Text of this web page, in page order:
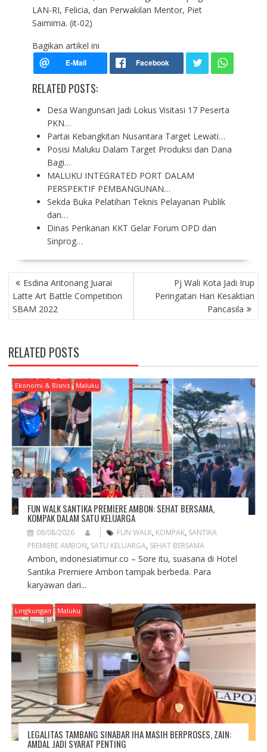
LAN-RI, Felicia, dan Perwakilan Mentor, Piet
Saimima. (it-02)
Bagikan artikel ini
RELATED POSTS:
Desa Wangunsari Jadi Lokus Visitasi 17 Peserta
PKN…
Partai Kebangkitan Nusantara Target Lewati…
Posisi Maluku Dalam Target Produksi dan Dana
Bagi…
MALUKU INTEGRATED PORT DALAM
PERSPEKTIF PEMBANGUNAN…
Sekda Buka Pelatihan Teknis Pelayanan Publik
dan…
Dinas Perikanan KKT Gelar Forum OPD dan
Sinprog…
P
O
S
T
A
V
I
G
A
T
N
Esdina Aritonang Juarai
Latte Art Battle Competition
SBAM 2022
Pj Wali Kota Jadi Irup
Peringatan Hari Kesaktian
Pancasila
RELATED POSTS
Ekonomi & Bisnis Maluku
FUN WALK SANTIKA PREMIERE AMBON: SEHAT BERSAMA,
KOMPAK DALAM SATU KELUARGA
08/08/2026 FUN WALK, KOMPAK, SANTIKA
PREMIERE AMBON, SATU KELUARGA, SEHAT BERSAMA
Ambon, indonesiatimur.co – Sore itu, suasana di Hotel
Santika Premiere Ambon tampak berbeda. Para
karyawan dari...
Lingkungan Maluku
LEGALITAS TAMBANG SINABAR IHA MASIH BERPROSES, ZAIN:
AMDAL JADI SYARAT PENTING